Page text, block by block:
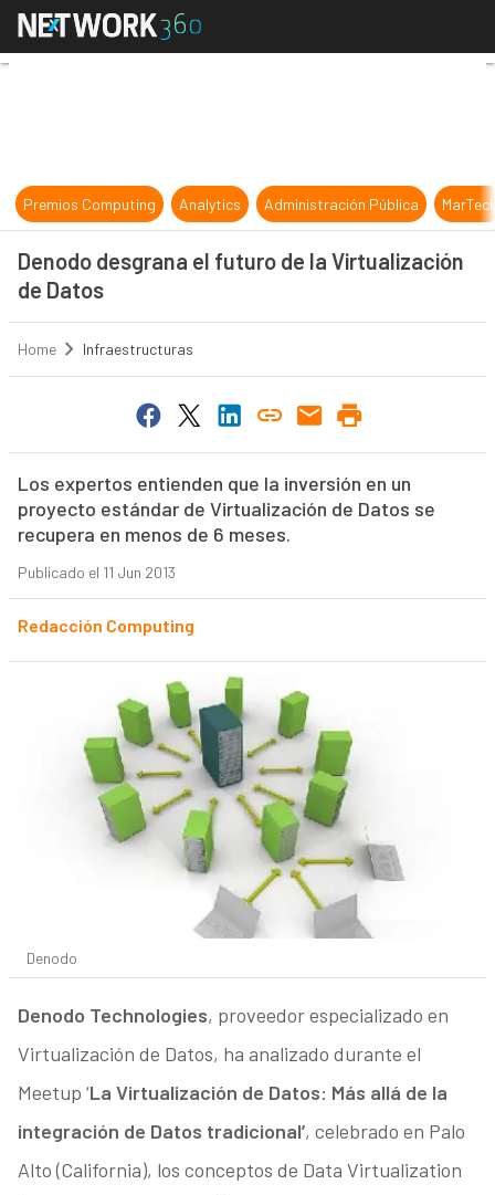
Denodo desgrana el futuro de la
Premios Computing Analytics Administración Pública
Denodo desgrana el futuro de la Virtualización
de Datos
Home Infraestructuras
Los expertos entienden que la inversión en un
proyecto estándar de Virtualización de Datos se
recupera en menos de 6 meses.
Publicado el 11 Jun 2013
Redacción Computing
Denodo
Denodo Technologies, proveedor especializado en
Virtualización de Datos, ha analizado durante el
Meetup ‘La Virtualización de Datos: Más allá de la
integración de Datos tradicional’, celebrado en Palo
Alto (California), los conceptos de Data Virtualization